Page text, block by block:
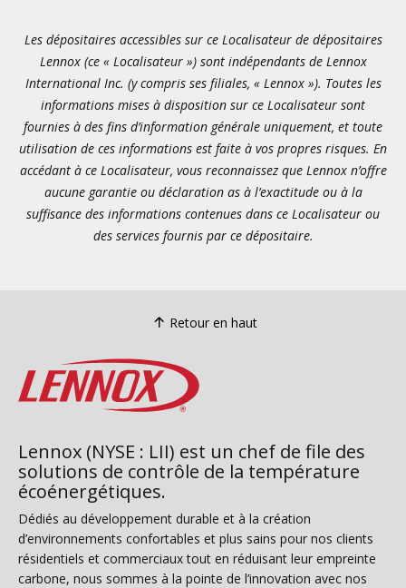
Les dépositaires accessibles sur ce Localisateur de dépositaires
Lennox (ce « Localisateur ») sont indépendants de Lennox
International Inc. (y compris ses filiales, « Lennox »). Toutes les
informations mises à disposition sur ce Localisateur sont
fournies à des fins d’information générale uniquement, et toute
utilisation de ces informations est faite à vos propres risques. En
accédant à ce Localisateur, vous reconnaissez que Lennox n’offre
aucune garantie ou déclaration as à l’exactitude ou à la
suffisance des informations contenues dans ce Localisateur ou
des services fournis par ce dépositaire.
Retour en haut
Lennox (NYSE : LII) est un chef de file des
solutions de contrôle de la température
écoénergétiques.
Dédiés au développement durable et à la création
d’environnements confortables et plus sains pour nos clients
résidentiels et commerciaux tout en réduisant leur empreinte
carbone, nous sommes à la pointe de l’innovation avec nos